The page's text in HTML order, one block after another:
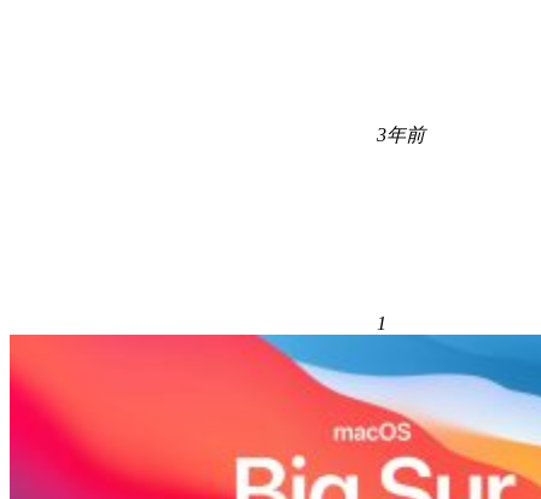
3年前
1